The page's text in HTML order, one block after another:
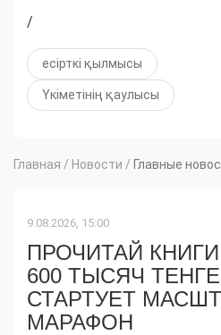
/
есірткі қылмысы
Үкіметінің қаулысы
Главная / Новости / Главные
9.08.2026, 15:00
ПРОЧИТАЙ
600 ТЫСЯЧ
СТАРТУЕТ
МАРАФОН